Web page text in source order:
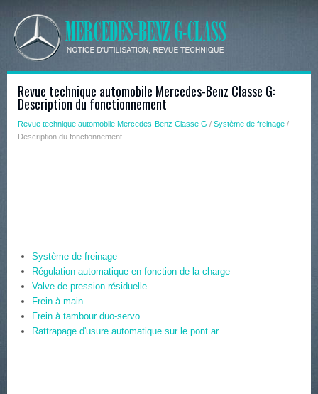
Revue technique automobile Mercedes-Benz Classe G:
Description du fonctionnement
Revue technique automobile Mercedes-Benz Classe G / Système de freinage /
Description du fonctionnement
Système de freinage
Régulation automatique en fonction de la charge
Valve de pression résiduelle
Frein à main
Frein à tambour duo-servo
Rattrapage d'usure automatique sur le pont ar